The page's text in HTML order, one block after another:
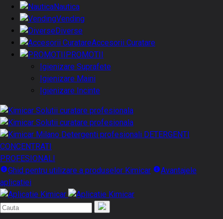
Nautica
Vending
Diverse
Accesorii Curatare
PROMOTII
Igienizare Suprafete
Igienizare Maini
Igienizare Incinte
DETERGENTI
CONCENTRATI
PROFESIONALI
Ghid pentru utilizare a produselor Kimicar
Avantajele
aplicatiei